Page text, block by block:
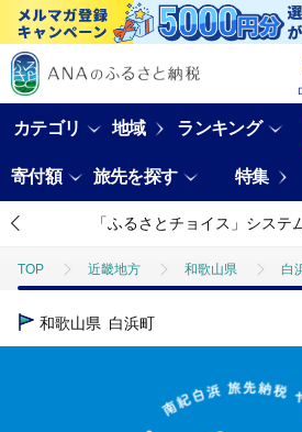
カテゴリ 地域 ランキング
寄付額 旅先を探す 特集
「ふるさとチョイス」システ
TOP 近畿地方 和歌山県 白
TOP
和歌山県 白浜町